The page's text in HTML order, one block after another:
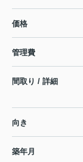
価格
管理費
間取り / 詳細
向き
築年月